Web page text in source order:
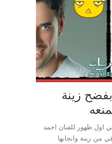
زينة
في اول ظهور للفنان احمد
من زينة وانجابها